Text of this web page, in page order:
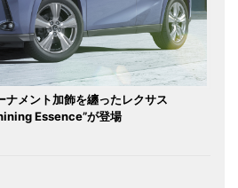
ナメント加飾を纏ったレクサス
Essence”が登場